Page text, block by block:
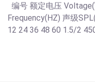
编号 额定电压
Frequency(HZ) 声级
12 24 36 48 60 1.5/2